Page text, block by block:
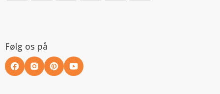
Følg os på